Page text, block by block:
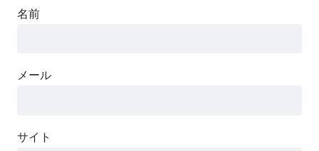
名前
メール
サイト